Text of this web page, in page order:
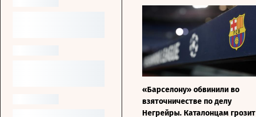
«Барселону» обвинили во
взяточничестве по делу
Негрейры. Каталонцам грозит